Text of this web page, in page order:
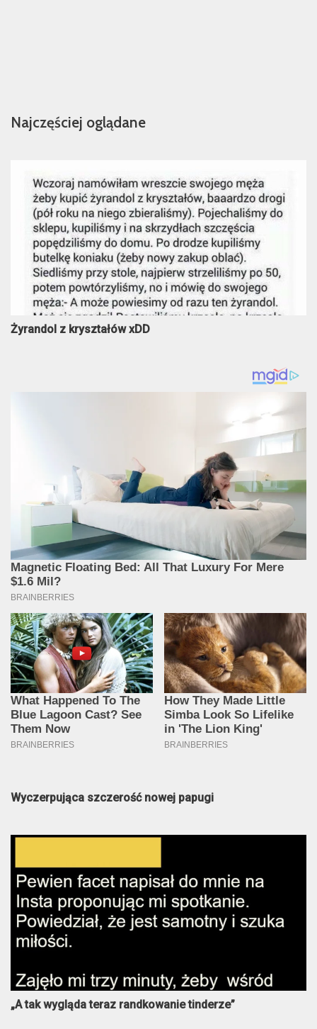
Najczęściej oglądane
Żyrandol z kryształów xDD
Wyczerpująca szczerość nowej papugi
„A tak wygląda teraz randkowanie tinderze”